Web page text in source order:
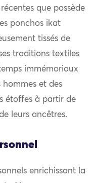
que possède
ponchos ikat
tissés de
traditions textiles
immémoriaux
hommes et des
étoffes à partir de
leurs ancêtres.
enrichissant la